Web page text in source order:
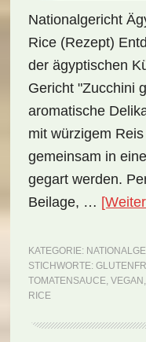
Nationalgericht
Rice (Rezept)
der ägyptischen
Gericht "Zucchini
aromatische
mit würzigem
gemeinsam in
gegart werden.
Beilage, …
KATEGORIE:
STICHWORTE:
TOMATENSAUCE, VEGAN ,
RICE